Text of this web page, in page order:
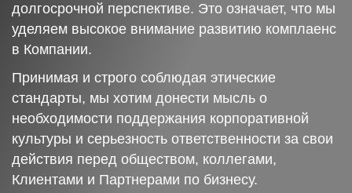
долгосрочной перспективе. Это означает, что мы
уделяем высокое внимание развитию комплаенс
в Компании.
Принимая и строго соблюдая этические
стандарты, мы хотим донести мысль о
необходимости поддержания корпоративной
культуры и серьезность ответственности за свои
действия перед обществом, коллегами,
Клиентами и Партнерами по бизнесу.